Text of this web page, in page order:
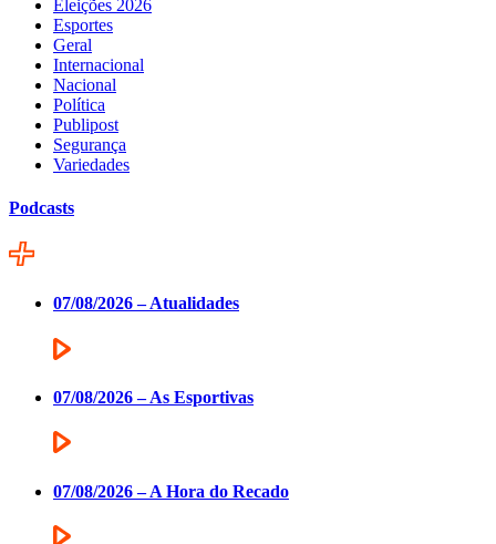
Eleições 2026
Esportes
Geral
Internacional
Nacional
Política
Publipost
Segurança
Variedades
Podcasts
07/08/2026 – Atualidades
07/08/2026 – As Esportivas
07/08/2026 – A Hora do Recado